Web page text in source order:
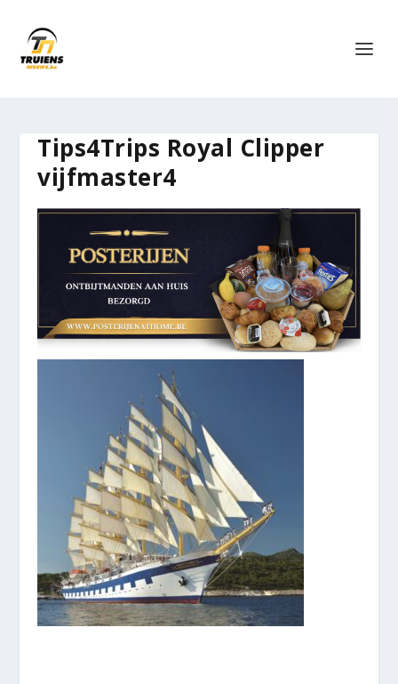
Tips4Trips Royal Clipper
vijfmaster4